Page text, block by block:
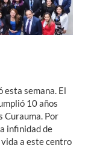
semana. El
10 años
Curauma. Por
infinidad de
a este centro